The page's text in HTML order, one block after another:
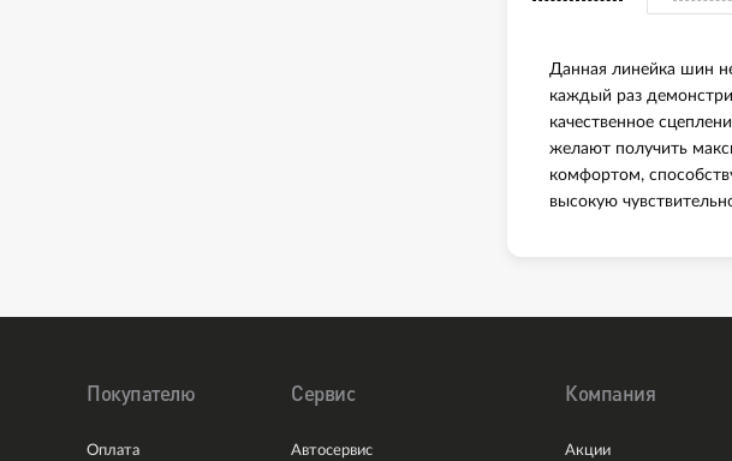
Данная линейка шин
каждый раз
качественное
желают получить
комфортом,
высокую
Покупателю
Оплата
Сервис
Автосервис
Компания
Акции